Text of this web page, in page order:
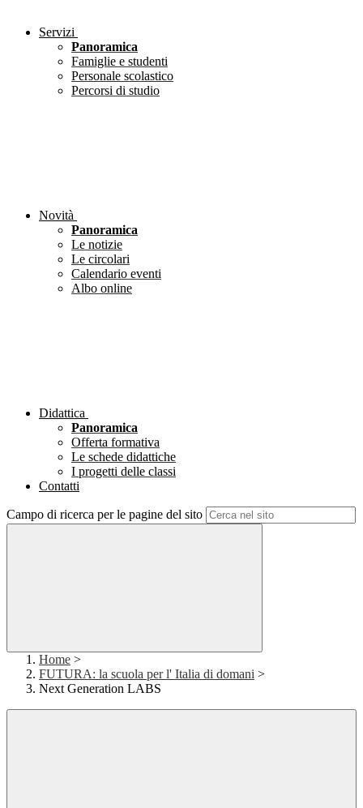
Servizi
Panoramica
Famiglie e studenti
Personale scolastico
Percorsi di studio
Novità
Panoramica
Le notizie
Le circolari
Calendario eventi
Albo online
Didattica
Panoramica
Offerta formativa
Le schede didattiche
I progetti delle classi
Contatti
Campo di ricerca per le pagine del sito
Home >
FUTURA: la scuola per l' Italia di domani >
Next Generation LABS